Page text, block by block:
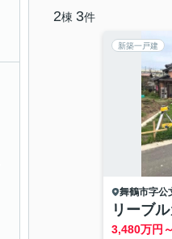
2棟 3件
新築一戸建
舞鶴市字公
リーブ
3,480万円～